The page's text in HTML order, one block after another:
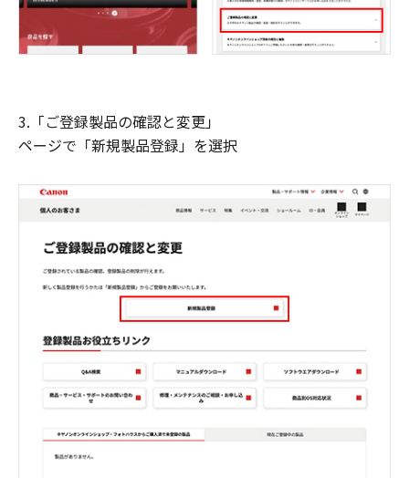
3.「ご登録製品の確認と変更」
ページで「新規製品登録」を選択